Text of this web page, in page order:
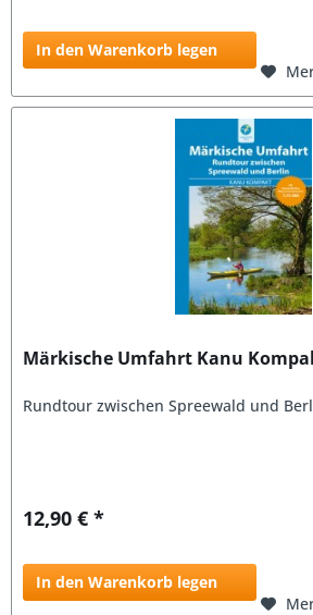
In den Warenkorb legen
Märkische Umfahrt Kanu
Rundtour zwischen Spreewald und
12,90 € *
In den Warenkorb legen